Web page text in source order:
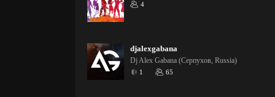
4
djalexgabana
Dj Alex Gabana (Серпухов, Russia)
1 65